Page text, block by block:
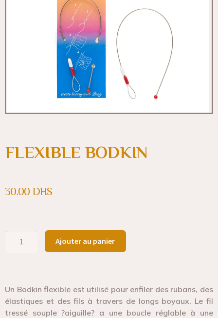
FLEXIBLE BODKIN
30.00 DHS
Ajouter au panier
Un Bodkin flexible est utilisé pour enfiler des rubans, des
élastiques et des fils à travers de longs boyaux. Le fil
tressé souple ?aiguille? a une boucle réglable à une